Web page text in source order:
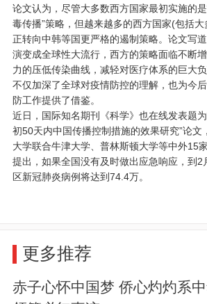
论文认为，尽管大多数西方国家最初实施的
毒传播”策略，但越来越多的西方国家(包括
正转向中韩等国更严格的遏制策略。论文写
演变成全球性大流行，西方的策略面临不断
力的压低传染曲线，减轻对医疗体系的巨大
不仅加深了全球对疫情防控的理解，也为今
防工作提供了借鉴。
近日，国际知名期刊《科学》也在线发表题
初50天内中国传播控制措施的效果研究”论文
大学联合牛津大学、普林斯顿大学等中外15
提出，如果全国没有及时做出应急响应，到2
区新冠肺炎病例将达到74.4万。
更多推荐
赤子心怀中国梦 侨心灼灼系